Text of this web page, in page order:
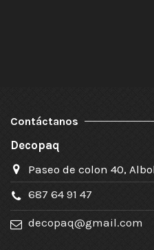
Contáctanos
Decopaq
Paseo de colon 40,
687 64 91 47
decopaq@gmail.com